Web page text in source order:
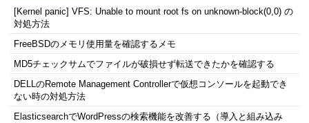
[Kernel panic] VFS: Unable to mount root fs on unknown-block(0,0) の
対処方法
FreeBSDのメモリ使用量を確認するメモ
MD5チェックサムでファイルが破損せず転送できたかを確認する
DELLのRemote Management Controllerで仮想コンソールを起動でき
ない時の対処方法
ElasticsearchでWordPressの検索機能を改善する（導入と組み込み